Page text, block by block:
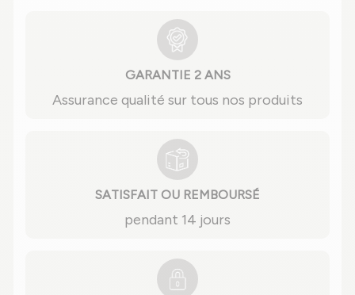
GARANTIE 2 ANS
Assurance qualité sur tous nos produits
SATISFAIT OU REMBOURSÉ
pendant 14 jours